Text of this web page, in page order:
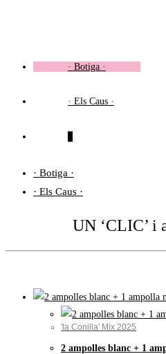
· Botiga ·
· Els Caus ·
· Botiga ·
· Els Caus ·
UN ‘CLIC’ i
'la Conilla' Mix 2025
2 ampolles blanc + 1